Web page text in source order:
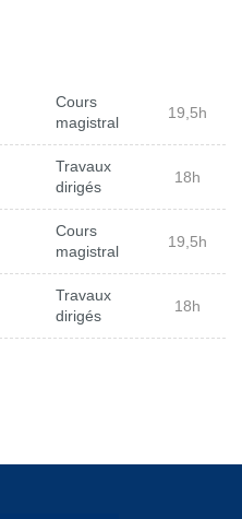
Cours
magistral
19,5h
Travaux
dirigés
18h
Cours
magistral
19,5h
Travaux
dirigés
18h